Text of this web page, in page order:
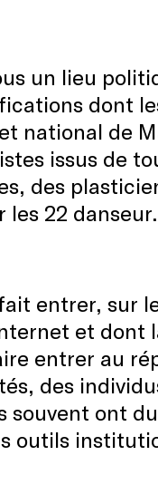
un lieu
dont
national de
issus de
des
22
entrer, sur
et dont
entrer au
des
ont
outils